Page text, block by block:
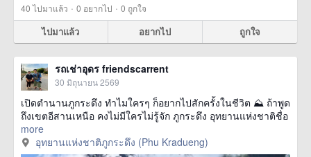
40ไปมาแล้ว · 0 อยากไป · 0 ถูกใจ
ไปมาแล้ว อยากไป ถูกใจ
รถเช่าอุดร friendscarrent
30 มิถุนายน 2569
เปิดตำนานภูกระดึง ทำไมใครๆ ก็อยากไปสักครั้งในชีวิต ⛰️ ถ้าพูด
ถึงเขตอีสานเหนือ คงไม่มีใครไม่รู้จัก ภูกระดึง อุทยานแห่งชาติชื่อ
more
อุทยานแห่งชาติภูกระดึง (Phu Kradueng)